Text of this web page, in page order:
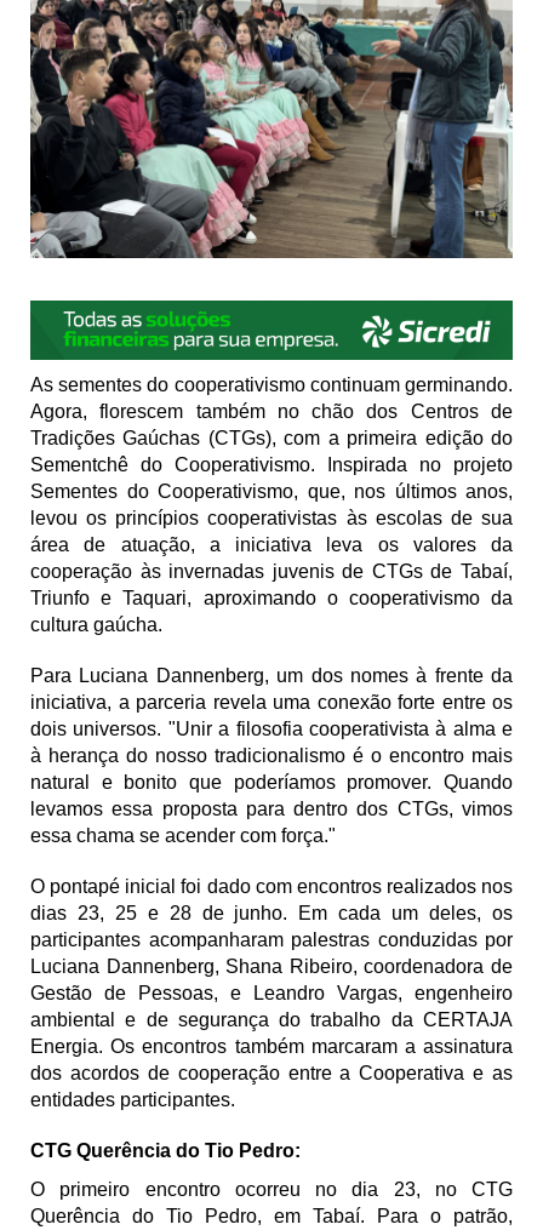
As sementes do cooperativismo continuam germinando.
Agora, florescem também no chão dos Centros de
Tradições Gaúchas (CTGs), com a primeira edição do
Sementchê do Cooperativismo. Inspirada no projeto
Sementes do Cooperativismo, que, nos últimos anos,
levou os princípios cooperativistas às escolas de sua
área de atuação, a iniciativa leva os valores da
cooperação às invernadas juvenis de CTGs de Tabaí,
Triunfo e Taquari, aproximando o cooperativismo da
cultura gaúcha.
Para Luciana Dannenberg, um dos nomes à frente da
iniciativa, a parceria revela uma conexão forte entre os
dois universos. "Unir a filosofia cooperativista à alma e
à herança do nosso tradicionalismo é o encontro mais
natural e bonito que poderíamos promover. Quando
levamos essa proposta para dentro dos CTGs, vimos
essa chama se acender com força."
O pontapé inicial foi dado com encontros realizados nos
dias 23, 25 e 28 de junho. Em cada um deles, os
participantes acompanharam palestras conduzidas por
Luciana Dannenberg, Shana Ribeiro, coordenadora de
Gestão de Pessoas, e Leandro Vargas, engenheiro
ambiental e de segurança do trabalho da CERTAJA
Energia. Os encontros também marcaram a assinatura
dos acordos de cooperação entre a Cooperativa e as
entidades participantes.
CTG Querência do Tio Pedro:
O primeiro encontro ocorreu no dia 23, no CTG
Querência do Tio Pedro, em Tabaí. Para o patrão,